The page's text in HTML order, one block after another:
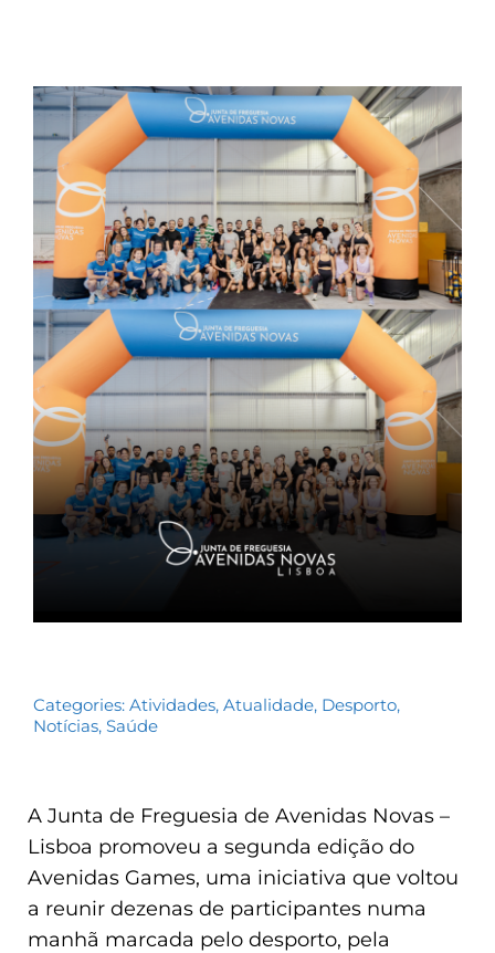
Categories: Atividades, Atualidade, Desporto,
Notícias, Saúde
A Junta de Freguesia de Avenidas Novas –
Lisboa promoveu a segunda edição do
Avenidas Games, uma iniciativa que voltou
a reunir dezenas de participantes numa
manhã marcada pelo desporto, pela